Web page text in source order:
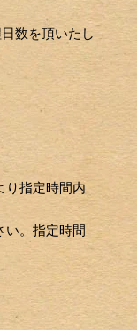
数を頂いたし
り指定時間内
い。指定時間